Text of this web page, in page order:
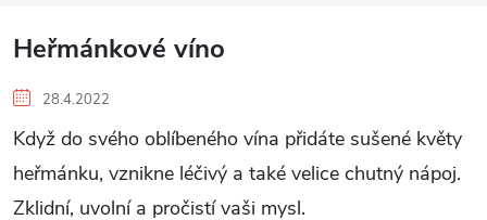
Heřmánkové víno
28.4.2022
Když do svého oblíbeného vína přidáte sušené květy
heřmánku, vznikne léčivý a také velice chutný nápoj.
Zklidní, uvolní a pročistí vaši mysl.